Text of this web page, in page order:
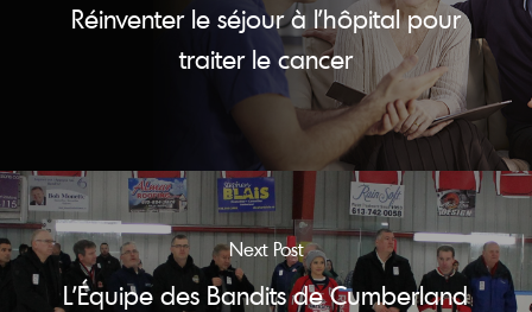
Réinventer le séjour à l'hôpital pour
traiter le cancer
Next Post
L’Équipe des Bandits de Cumberland